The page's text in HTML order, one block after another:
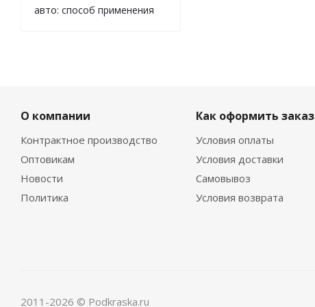
авто: способ применения
О компании
Контрактное производство
Оптовикам
Новости
Политика
Как оформить заказ
Условия оплаты
Условия доставки
Самовывоз
Условия возврата
2011-2026 © Podkraska.ru